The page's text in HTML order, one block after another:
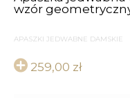
wzór
APASZKI JEDWABNE DAMSKIE
259,00 zł